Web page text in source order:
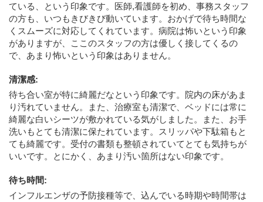
ている、という印象です。医師,看護師を初め、事務スタッフ
の方も、いつもきびきび動いています。おかげで待ち時間な
くスムーズに対応してくれています。病院は怖いという印象
がありますが、ここのスタッフの方は優しく接してくるの
で、あまり怖いという印象はありません。
清潔感:
待ち合い室が特に綺麗だなという印象です。院内の床があま
り汚れていません。また、治療室も清潔で、ベッドには常に
綺麗な白いシーツが敷かれている気がしました。また、お手
洗いもとても清潔に保たれています。スリッパや下駄箱もと
ても綺麗です。受付の書類も整頓されていてとても気持ちが
いいです。とにかく、あまり汚い箇所はない印象です。
待ち時間:
インフルエンザの予防接種等で、込んでいる時期や時間帯は